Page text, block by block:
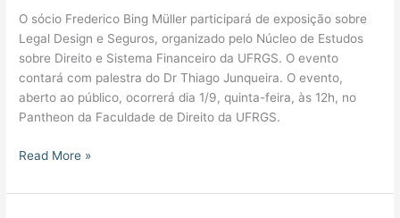
O sócio Frederico Bing Müller participará de exposição sobre
Legal Design e Seguros, organizado pelo Núcleo de Estudos
sobre Direito e Sistema Financeiro da UFRGS. O evento
contará com palestra do Dr Thiago Junqueira. O evento,
aberto ao público, ocorrerá dia 1/9, quinta-feira, às 12h, no
Pantheon da Faculdade de Direito da UFRGS.
Read More »